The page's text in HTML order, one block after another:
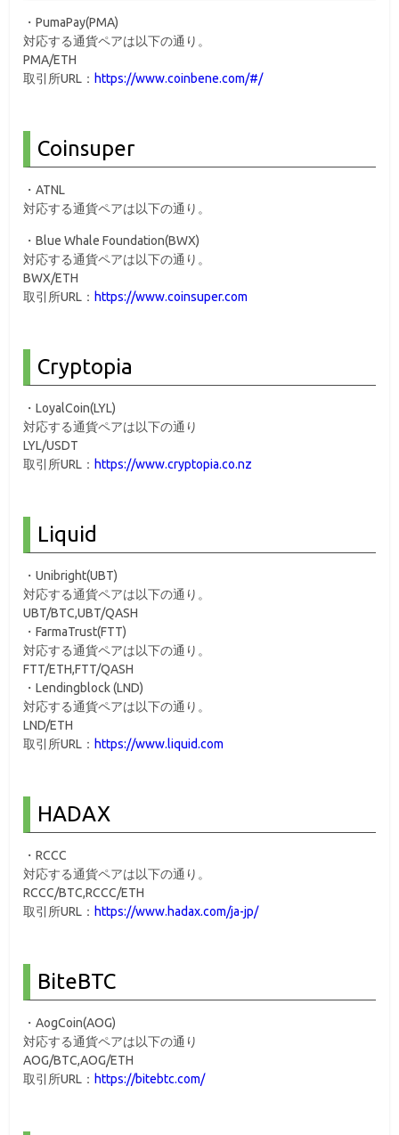
・PumaPay(PMA)
対応する通貨ペアは以下の通り。
PMA/ETH
取引所URL： https://www.coinbene.com/#/
Coinsuper
・ATNL
対応する通貨ペアは以下の通り。
・Blue Whale Foundation(BWX)
対応する通貨ペアは以下の通り。
BWX/ETH
取引所URL： https://www.coinsuper.com
Cryptopia
・LoyalCoin(LYL)
対応する通貨ペアは以下の通り
LYL/USDT
取引所URL： https://www.cryptopia.co.nz
Liquid
・Unibright(UBT)
対応する通貨ペアは以下の通り。
UBT/BTC,UBT/QASH
・FarmaTrust(FTT)
対応する通貨ペアは以下の通り。
FTT/ETH,FTT/QASH
・Lendingblock (LND)
対応する通貨ペアは以下の通り。
LND/ETH
取引所URL： https://www.liquid.com
HADAX
・RCCC
対応する通貨ペアは以下の通り。
RCCC/BTC,RCCC/ETH
取引所URL： https://www.hadax.com/ja-jp/
BiteBTC
・AogCoin(AOG)
対応する通貨ペアは以下の通り
AOG/BTC,AOG/ETH
取引所URL： https://bitebtc.com/